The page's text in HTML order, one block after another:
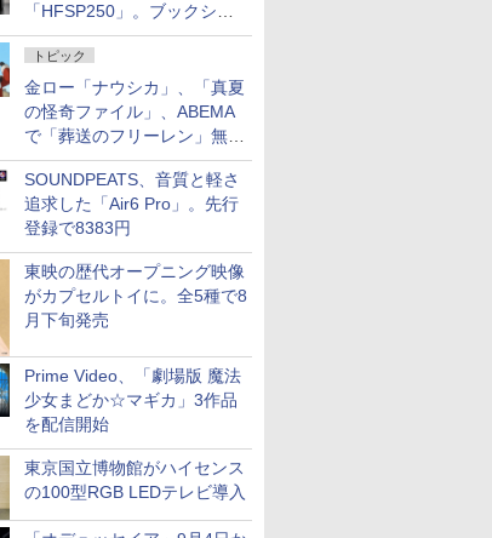
「HFSP250」。ブックシェ
ルフはペア3万円以下
トピック
金ロー「ナウシカ」、「真夏
の怪奇ファイル」、ABEMA
で「葬送のフリーレン」無料
配信など。夏の特番・配信情
報
SOUNDPEATS、音質と軽さ
追求した「Air6 Pro」。先行
登録で8383円
東映の歴代オープニング映像
がカプセルトイに。全5種で8
月下旬発売
Prime Video、「劇場版 魔法
少女まどか☆マギカ」3作品
を配信開始
東京国立博物館がハイセンス
の100型RGB LEDテレビ導入